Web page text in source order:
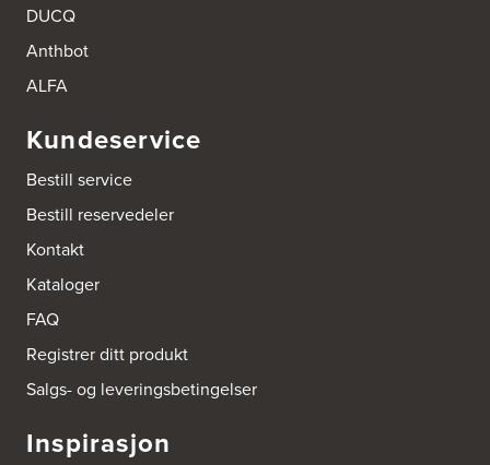
Boform Kjøkken Oslo AS
0267 Oslo
Bokhylle-Spesialisten AS
Industrigata 17
3414 Lierstranda
Tel.: 90878233
Boligleverandøren Karmøy AS
4296 Åkrehamn
http://www.interiormesteren.no
Bonaparte Interiør AS
Borgenveien 66
Tel.:22-142214
DUCQ
Anthbot
ALFA
Kundeservice
Bestill service
Bestill reservedeler
Kontakt
Kataloger
FAQ
Registrer ditt produkt
Salgs- og leveringsbetingelser
Inspirasjon